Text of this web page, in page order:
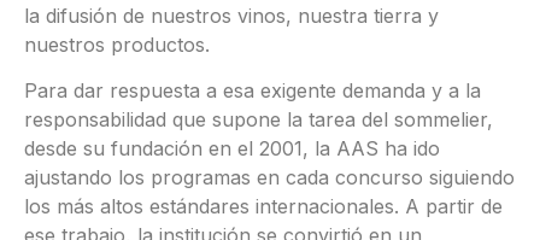
la difusión de nuestros vinos, nuestra tierra y
nuestros productos.
Para dar respuesta a esa exigente demanda y a la
responsabilidad que supone la tarea del sommelier,
desde su fundación en el 2001, la AAS ha ido
ajustando los programas en cada concurso siguiendo
los más altos estándares internacionales. A partir de